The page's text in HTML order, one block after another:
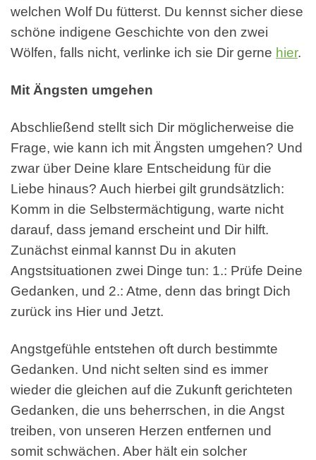
welchen Wolf Du fütterst. Du kennst sicher diese
schöne indigene Geschichte von den zwei
Wölfen, falls nicht, verlinke ich sie Dir gerne hier.
Mit Ängsten umgehen
Abschließend stellt sich Dir möglicherweise die
Frage, wie kann ich mit Ängsten umgehen? Und
zwar über Deine klare Entscheidung für die
Liebe hinaus? Auch hierbei gilt grundsätzlich:
Komm in die Selbstermächtigung, warte nicht
darauf, dass jemand erscheint und Dir hilft.
Zunächst einmal kannst Du in akuten
Angstsituationen zwei Dinge tun: 1.: Prüfe Deine
Gedanken, und 2.: Atme, denn das bringt Dich
zurück ins Hier und Jetzt.
Angstgefühle entstehen oft durch bestimmte
Gedanken. Und nicht selten sind es immer
wieder die gleichen auf die Zukunft gerichteten
Gedanken, die uns beherrschen, in die Angst
treiben, von unseren Herzen entfernen und
somit schwächen. Aber hält ein solcher